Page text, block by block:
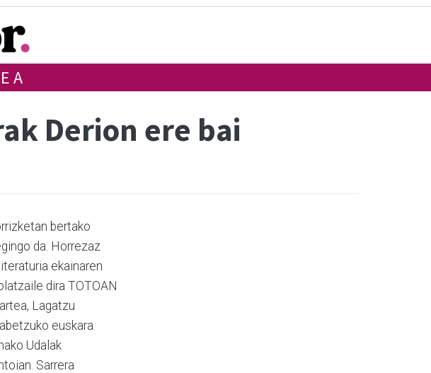
Derion ere bai
bertako
da. Horrezaz
ekainaren
dira TOTOAN
Lagatzu
euskara
Udalak
Sarrera